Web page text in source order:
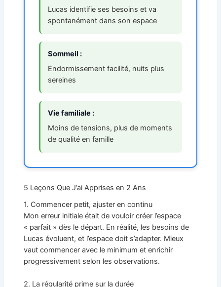
Lucas identifie ses besoins et va
spontanément dans son espace
Sommeil :
Endormissement facilité, nuits plus
sereines
Vie familiale :
Moins de tensions, plus de moments
de qualité en famille
5 Leçons Que J’ai Apprises en 2 Ans
1. Commencer petit, ajuster en continu
Mon erreur initiale était de vouloir créer l’espace
« parfait » dès le départ. En réalité, les besoins de
Lucas évoluent, et l’espace doit s’adapter. Mieux
vaut commencer avec le minimum et enrichir
progressivement selon les observations.
2. La régularité prime sur la durée